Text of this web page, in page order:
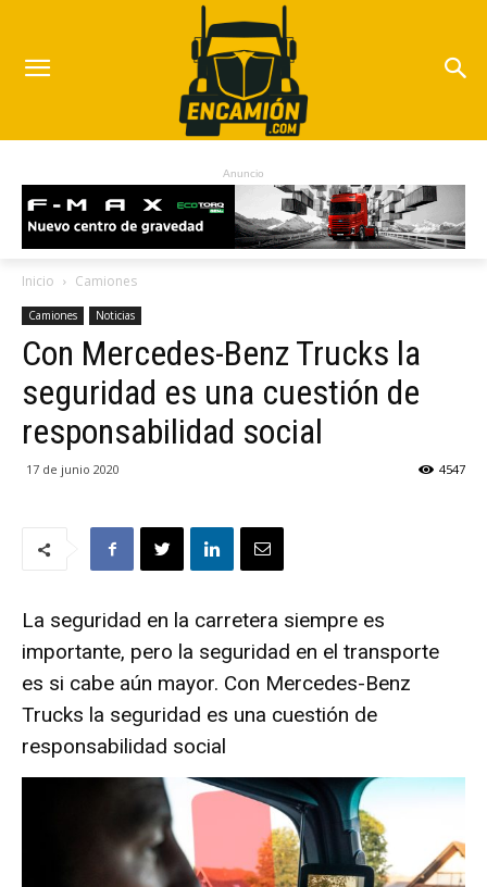
Anuncio
Inicio Camiones
Camiones Noticias
Con Mercedes-Benz Trucks la
seguridad es una cuestión de
responsabilidad social
17 de junio 2020 4547
La seguridad en la carretera siempre es
importante, pero la seguridad en el transporte
es si cabe aún mayor. Con Mercedes-Benz
Trucks la seguridad es una cuestión de
responsabilidad social